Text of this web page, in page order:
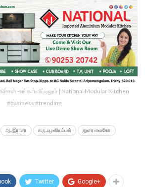
கிச்சன் -உங்கள் வீட்டிலும் | National Modular Kitchen
#business #trending
ஆ.இராசா கரு.பழனியப்பன் துரை வைகோ
Twitter Google+